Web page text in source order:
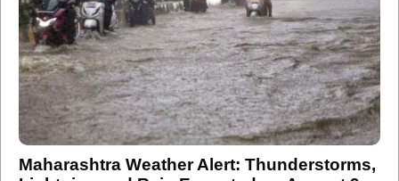
Maharashtra Weather Alert: Thunderstorms,